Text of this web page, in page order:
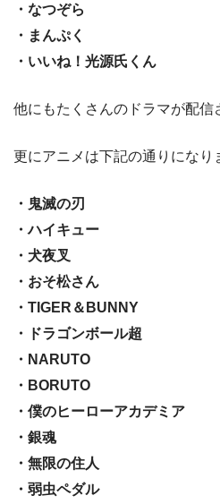
・なつぞら
・まんぷく
・いいね！光源氏くん
他にもたくさんのドラマが配信
更にアニメは下記の通りになり
・鬼滅の刃
・ハイキュー
・犬夜叉
・おそ松さん
・TIGER＆BUNNY
・ドラゴンボール超
・NARUTO
・BORUTO
・僕のヒーローアカデミア
・銀魂
・無限の住人
・弱虫ペダル